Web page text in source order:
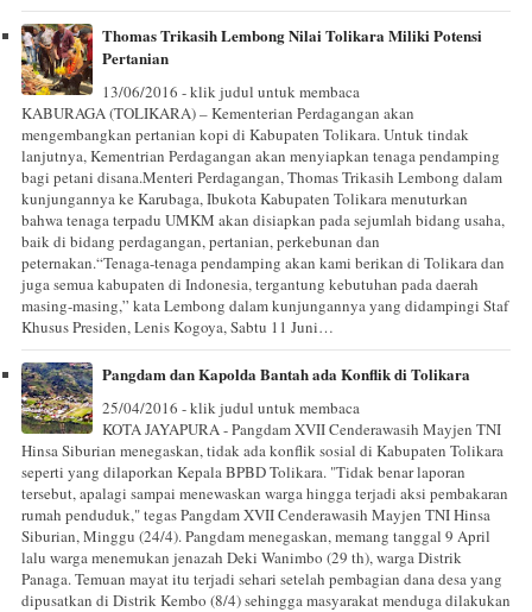
Thomas Trikasih Lembong Nilai Tolikara Miliki Potensi
Pertanian
13/06/2016 - klik judul untuk membaca
KABURAGA (TOLIKARA) – Kementerian Perdagangan akan
mengembangkan pertanian kopi di Kabupaten Tolikara. Untuk tindak
lanjutnya, Kementrian Perdagangan akan menyiapkan tenaga pendamping
bagi petani disana.Menteri Perdagangan, Thomas Trikasih Lembong dalam
kunjungannya ke Karubaga, Ibukota Kabupaten Tolikara menuturkan
bahwa tenaga terpadu UMKM akan disiapkan pada sejumlah bidang usaha,
baik di bidang perdagangan, pertanian, perkebunan dan
peternakan.“Tenaga-tenaga pendamping akan kami berikan di Tolikara dan
juga semua kabupaten di Indonesia, tergantung kebutuhan pada daerah
masing-masing,” kata Lembong dalam kunjungannya yang didampingi Staf
Khusus Presiden, Lenis Kogoya, Sabtu 11 Juni…
Pangdam dan Kapolda Bantah ada Konflik di Tolikara
25/04/2016 - klik judul untuk membaca
KOTA JAYAPURA - Pangdam XVII Cenderawasih Mayjen TNI
Hinsa Siburian menegaskan, tidak ada konflik sosial di Kabupaten Tolikara
seperti yang dilaporkan Kepala BPBD Tolikara. "Tidak benar laporan
tersebut, apalagi sampai menewaskan warga hingga terjadi aksi pembakaran
rumah penduduk," tegas Pangdam XVII Cenderawasih Mayjen TNI Hinsa
Siburian, Minggu (24/4). Pangdam menegaskan, memang tanggal 9 April
lalu warga menemukan jenazah Deki Wanimbo (29 th), warga Distrik
Panaga. Temuan mayat itu terjadi sehari setelah pembagian dana desa yang
dipusatkan di Distrik Kembo (8/4) sehingga masyarakat menduga dilakukan